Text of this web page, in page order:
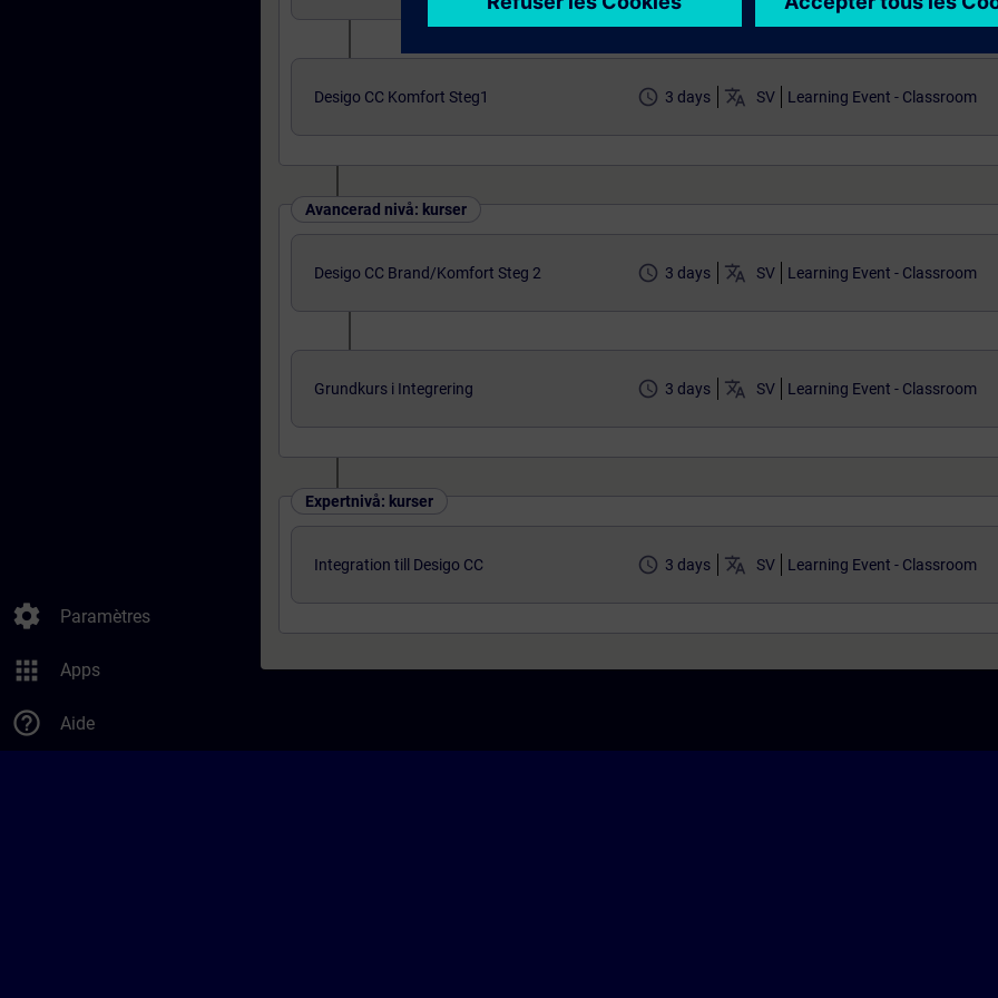
settings Paramètres
apps Apps
help_outline Aide
Desigo CC Komfort Steg1 access_time 3 days translate SV Learning Event - Classroom
Avancerad nivå: kurser
Desigo CC Brand/Komfort Steg 2 access_time 3 days translate SV Learning Event - Classroom
Grundkurs i Integrering access_time 3 days translate SV Learning Event - Classroom
Expertnivå: kurser
Integration till Desigo CC access_time 3 days translate SV Learning Event - Classroom